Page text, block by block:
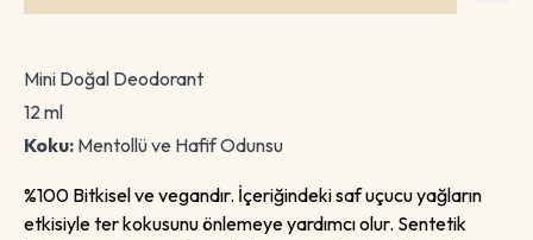
Mini Doğal Deodorant
12 ml
Koku: Mentollü ve Hafif Odunsu
%100 Bitkisel ve vegandır. İçeriğindeki saf uçucu yağların
etkisiyle ter kokusunu önlemeye yardımcı olur. Sentetik